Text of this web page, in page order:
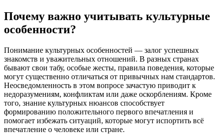
Почему важно учитывать культурные
особенности?
Понимание культурных особенностей — залог успешных
знакомств и уважительных отношений. В разных странах
бывают свои табу, особые жесты, правила поведения, которые
могут существенно отличаться от привычных нам стандартов.
Неосведомленность в этом вопросе зачастую приводит к
недоразумениям, конфликтам или даже оскорблениям. Кроме
того, знание культурных нюансов способствует
формированию положительного первого впечатления и
помогает избежать ситуаций, которые могут испортить всё
впечатление о человеке или стране.